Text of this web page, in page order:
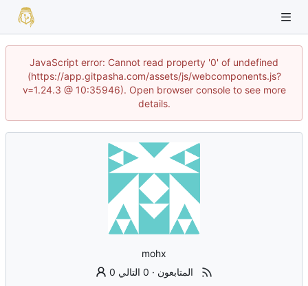
JavaScript error: Cannot read property '0' of undefined
(https://app.gitpasha.com/assets/js/webcomponents.js?
v=1.24.3 @ 10:35946). Open browser console to see more
details.
mohx
0 المتابعون · 0 التالي